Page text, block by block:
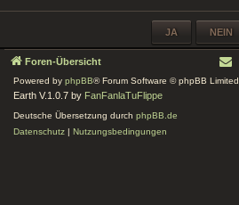
Foren-Übersicht
Powered by phpBB® Forum Software © phpBB Limited
Earth V.1.0.7 by FanFanlaTuFlippe
Deutsche Übersetzung durch phpBB.de
Datenschutz | Nutzungsbedingungen